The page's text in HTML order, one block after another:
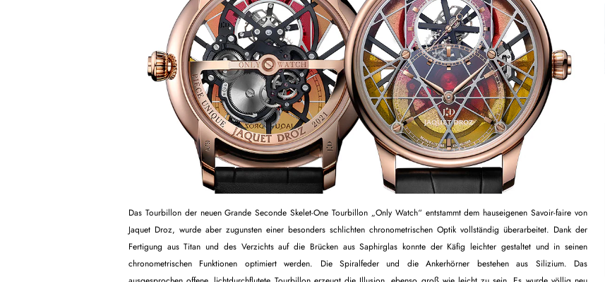
Das Tourbillon der neuen Grande Seconde Skelet-One Tourbillon „Only Watch“ entstammt dem hauseigenen Savoir-faire von
Jaquet Droz, wurde aber zugunsten einer besonders schlichten chronometrischen Optik vollständig überarbeitet. Dank der
Fertigung aus Titan und des Verzichts auf die Brücken aus Saphirglas konnte der Käfig leichter gestaltet und in seinen
chronometrischen Funktionen optimiert werden. Die Spiralfeder und die Ankerhörner bestehen aus Silizium. Das